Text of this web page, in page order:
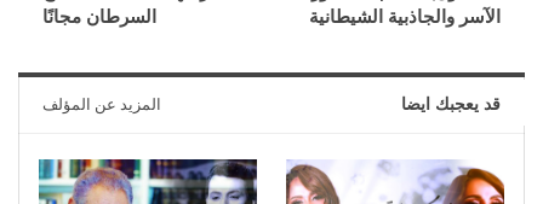
الآسر والجاذبية الشيطانية
السرطان مجانًا
قد يعجبك ايضا المزيد عن المؤلف